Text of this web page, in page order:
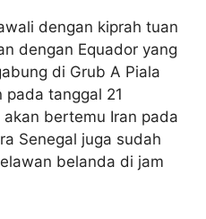
dengan kiprah tuan
dengan Equador yang
di Grub A Piala
pada tanggal 21
bertemu Iran pada
Senegal juga sudah
belanda di jam